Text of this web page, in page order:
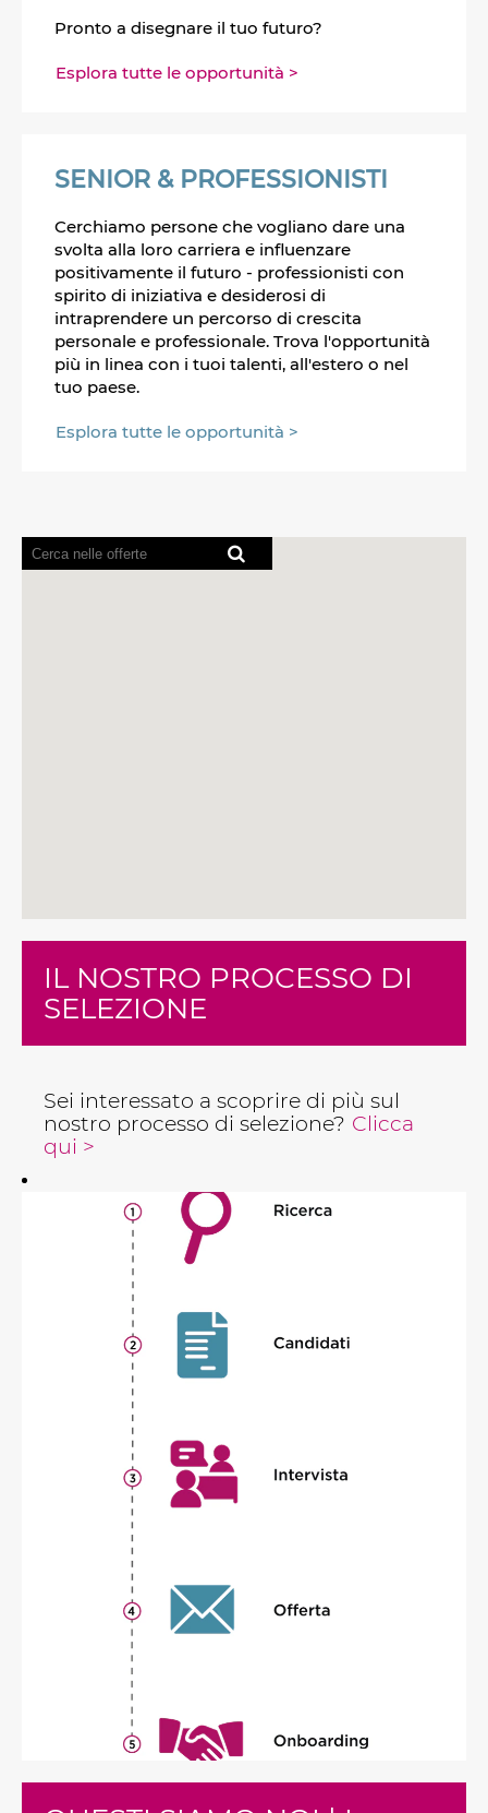
Pronto a disegnare il tuo futuro?
Esplora tutte le opportunità >
SENIOR & PROFESSIONISTI
Cerchiamo persone che vogliano dare una
svolta alla loro carriera e influenzare
positivamente il futuro - professionisti con
spirito di iniziativa e desiderosi di
intraprendere un percorso di crescita
personale e professionale. Trova l'opportunità
più in linea con i tuoi talenti, all'estero o nel
tuo paese.
Esplora tutte le opportunità >
lettori
IL NOSTRO PROCESSO DI
SELEZIONE
Sei interessato a scoprire di più sul
nostro processo di selezione? Clicca
qui >